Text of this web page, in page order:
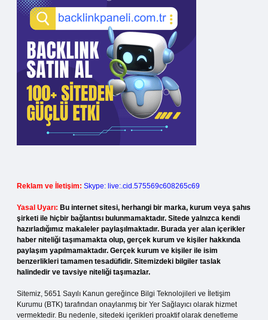
Reklam ve İletişim: Skype: live:.cid.575569c608265c69
Yasal Uyarı: Bu internet sitesi, herhangi bir marka, kurum veya şahıs
şirketi ile hiçbir bağlantısı bulunmamaktadır. Sitede yalnızca kendi
hazırladığımız makaleler paylaşılmaktadır. Burada yer alan içerikler
haber niteliği taşımamakta olup, gerçek kurum ve kişiler hakkında
paylaşım yapılmamaktadır. Gerçek kurum ve kişiler ile isim
benzerlikleri tamamen tesadüfidir. Sitemizdeki bilgiler taslak
halindedir ve tavsiye niteliği taşımazlar.
Sitemiz, 5651 Sayılı Kanun gereğince Bilgi Teknolojileri ve İletişim
Kurumu (BTK) tarafından onaylanmış bir Yer Sağlayıcı olarak hizmet
vermektedir. Bu nedenle, sitedeki içerikleri proaktif olarak denetleme